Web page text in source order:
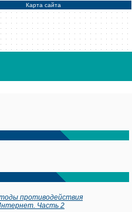
Карта сайта
противодействия
Часть 2